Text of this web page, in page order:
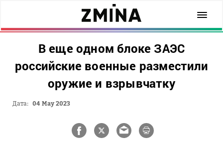
В еще одном блоке ЗАЭС
российские военные разместили
оружие и взрывчатку
Дата: 04 May 2023